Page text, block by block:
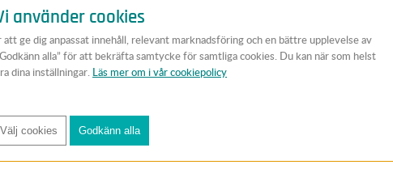
använder cookies
ge dig anpassat innehåll, relevant marknadsföring och en bättre upplevelse av
alla” för att bekräfta samtycke för samtliga cookies. Du kan när som helst
dina inställningar. Läs mer om i vår cookiepolicy
Välj cookies Godkänn alla